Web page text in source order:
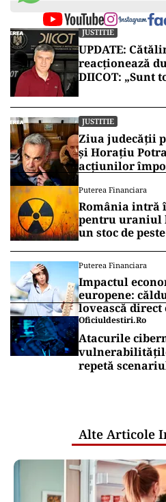
JUSTITIE
UPDATE:
reacționează
DIICOT: „Sunt
JUSTITIE
Ziua judecății
și Horațiu
acțiunilor
de la Înalta
Puterea Financiara
România intră
pentru uraniul
un stoc de
Puterea Financiara
Impactul
europene:
lovească direct
Oficiuldestiri.ro
Atacurile
repetă
Alte Articole